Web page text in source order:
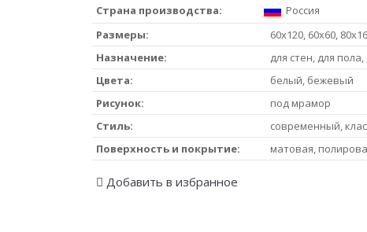
Страна производства:
Россия
Размеры:
60x120, 60x60,
Назначение:
для стен, для
Цвета:
белый, бежевый
Рисунок:
под мрамор
Стиль:
современный,
Поверхность и покрытие:
матовая,
Добавить в избранное